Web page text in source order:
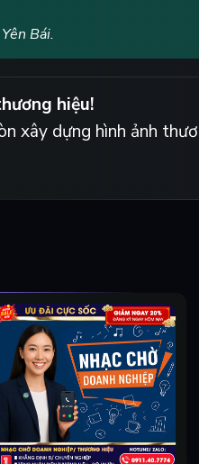
Bái.
hiệu!
xây dựng hình ảnh